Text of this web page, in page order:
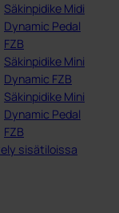
Säkinpidike Midi
Dynamic Pedal
FZB
Säkinpidike Mini
Dynamic FZB
Säkinpidike Mini
Dynamic Pedal
FZB
sisätiloissa